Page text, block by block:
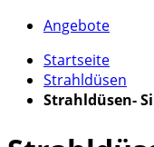
Angebote
Startseite
Strahldüsen
Strahldüsen-